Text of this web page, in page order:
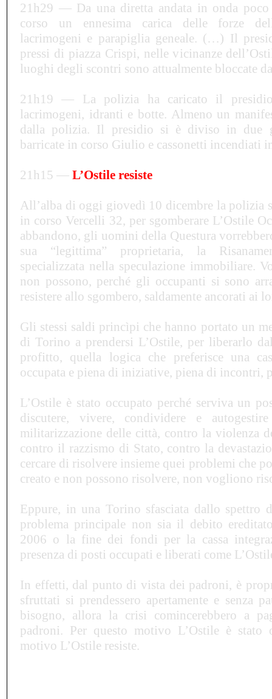
21h29 — Da una diretta andata in onda poco
corso un ennesima carica delle forze
lacrimogeni e parapiglia geneale. (…) Il
pressi di piazza Crispi, nelle vicinanze
luoghi degli scontri sono attualmente bloccate
21h19 —
La polizia ha caricato il
lacrimogeni, idranti e botte. Almeno un
dalla polizia. Il presidio si è diviso in due
barricate in corso Giulio e cassonetti incendiati
21h15 — L’Ostile resiste
All’alba di oggi giovedì 10 dicembre la polizia
in corso Vercelli 32, per sgomberare L’Ostile
abbandono, gli uomini della Questura
sua “legittima” proprietaria, la
specializzata nella speculazione immobiliare.
non possono, perché gli occupanti si sono
resistere allo sgombero, saldamente ancorati ai
Gli stessi saldi princìpi che hanno portato un
di Torino a prendersi L’Ostile, per liberarlo
profitto, quella logica che preferisce una
occupata e piena di iniziative, piena di incontri,
L’Ostile è stato occupato perché serviva un
discutere, vivere, condividere e
militarizzazione delle città, contro la violenza
contro il razzismo di Stato, contro la
cercare di risolvere insieme quei problemi che
creato e non possono risolvere, non vogliono
Eppure, in una Torino sfasciata dallo spettro
problema principale non sia il debito
2006 o la fine dei fondi per la cassa
presenza di posti occupati e liberati come L’
In effetti, dal punto di vista dei padroni, è
sfruttati si prendessero apertamente e senza
bisogno, allora la crisi comincerebbero a
padroni. Per questo motivo L’Ostile è stato
motivo L’Ostile resiste.